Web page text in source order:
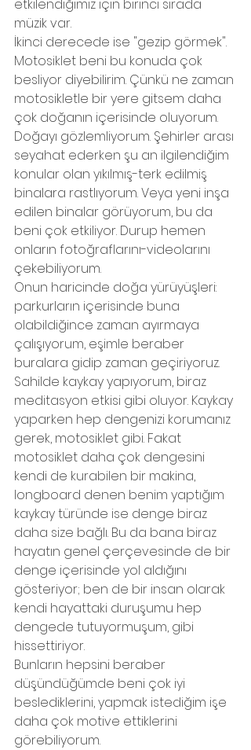
etkilendiğimiz için birinci sırada
müzik var.
İkinci derecede ise "gezip görmek".
Motosiklet beni bu konuda çok
besliyor diyebilirim. Çünkü ne zaman
motosikletle bir yere gitsem daha
çok doğanın içerisinde oluyorum.
Doğayı gözlemliyorum. Şehirler arası
seyahat ederken şu an ilgilendiğim
konular olan yıkılmış-terk edilmiş
binalara rastlıyorum. Veya yeni inşa
edilen binalar görüyorum, bu da
beni çok etkiliyor. Durup hemen
onların fotoğraflarını-videolarını
çekebiliyorum.
Onun haricinde doğa yürüyüşleri:
parkurların içerisinde buna
olabildiğince zaman ayırmaya
çalışıyorum, eşimle beraber
buralara gidip zaman geçiriyoruz.
Sahilde kaykay yapıyorum, biraz
meditasyon etkisi gibi oluyor. Kaykay
yaparken hep dengenizi korumanız
gerek, motosiklet gibi. Fakat
motosiklet daha çok dengesini
kendi de kurabilen bir makina,
longboard denen benim yaptığım
kaykay türünde ise denge biraz
daha size bağlı. Bu da bana biraz
hayatın genel çerçevesinde de bir
denge içerisinde yol aldığını
gösteriyor; ben de bir insan olarak
kendi hayattaki duruşumu hep
dengede tutuyormuşum, gibi
hissettiriyor.
Bunların hepsini beraber
düşündüğümde beni çok iyi
beslediklerini, yapmak istediğim işe
daha çok motive ettiklerini
görebiliyorum.